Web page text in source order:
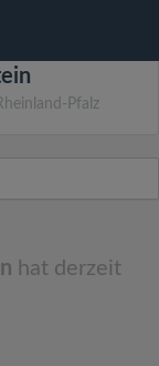
Pfalz
hat derzeit